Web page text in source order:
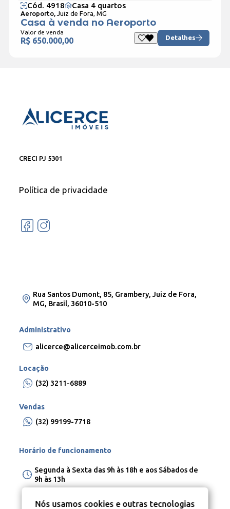
Cód. 4918 Casa 4 quartos
Aeroporto, Juiz de Fora, MG
Casa à venda no Aeroporto
Valor de venda
R$ 650.000,00 Detalhes
CRECI PJ 5301
Política de privacidade
Rua Santos Dumont, 85, Grambery, Juiz de Fora,
MG, Brasil, 36010-510
Administrativo
alicerce@alicerceimob.com.br
Locação
(32) 3211-6889
Vendas
(32) 99199-7718
Horário de funcionamento
Segunda à Sexta das 9h às 18h e aos Sábados de
9h às 13h
Nós usamos cookies e outras tecnologias